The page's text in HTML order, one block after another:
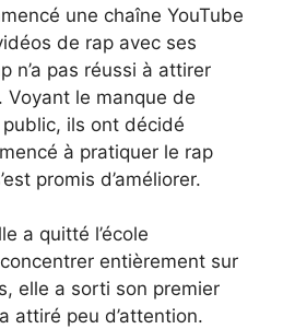
une chaîne YouTube
de rap avec ses
n’a pas réussi à attirer
Voyant le manque de
ils ont décidé
à pratiquer le rap
promis d’améliorer.
a quitté l’école
entièrement sur
elle a sorti son premier
attiré peu d’attention.